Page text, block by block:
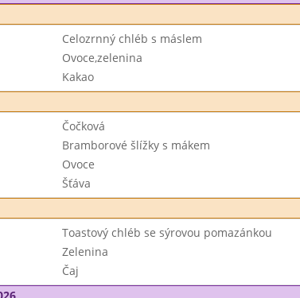
Celozrnný chléb s máslem
Ovoce,zelenina
Kakao
Čočková
Bramborové šlížky s mákem
Ovoce
Šťáva
Toastový chléb se sýrovou pomazánkou
Zelenina
Čaj